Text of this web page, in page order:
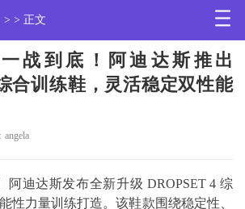
> > 正文
战到底！阿迪达斯推出
合训练鞋，灵活稳定双性能
angela
迪达斯发布全新升级 DROPSET 4 综
性力量训练打造。该鞋款围绕稳定性、